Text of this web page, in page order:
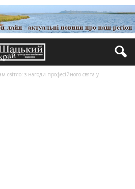
світло: з нагоди професійного свята у